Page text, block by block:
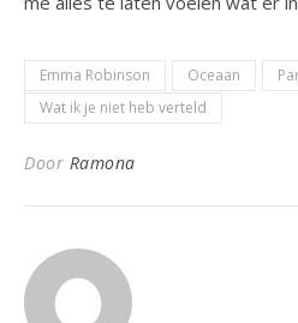
Emma Robinson Oceaan
Wat ik je niet heb verteld
Door Ramona